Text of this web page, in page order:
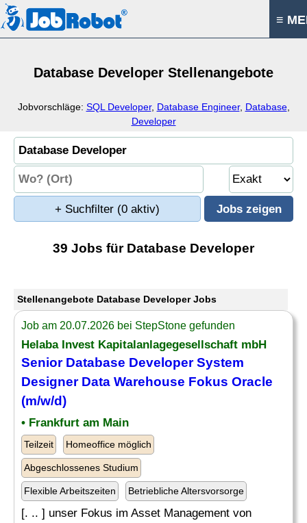
≡
Database Developer Stellenangebote
Jobvorschläge: SQL Developer, Database Engineer, Database,
Developer
+ Suchfilter (0 aktiv)
39 Jobs für Database Developer
Stellenangebote Database Developer Jobs
Job am 20.07.2026 bei StepStone gefunden
Helaba Invest Kapitalanlagegesellschaft mbH
Senior Database DeveloperSystem
Designer Data Warehouse Fokus Oracle
(m/w/d)
• Frankfurt am Main
Teilzeit Homeoffice möglich
Abgeschlossenes Studium
Flexible Arbeitszeiten Betriebliche Altersvorsorge
[. .. ] unser Fokus im Asset Management von